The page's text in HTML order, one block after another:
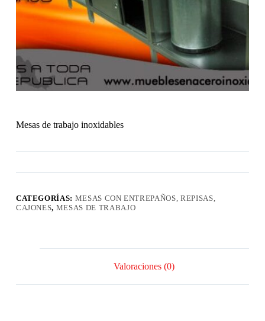
Mesas de trabajo inoxidables
CATEGORÍAS: MESAS CON ENTREPAÑOS, REPISAS,
CAJONES, MESAS DE TRABAJO
Valoraciones (0)